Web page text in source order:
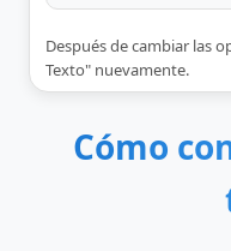
Después de cambiar las
Texto" nuevamente.
Cómo